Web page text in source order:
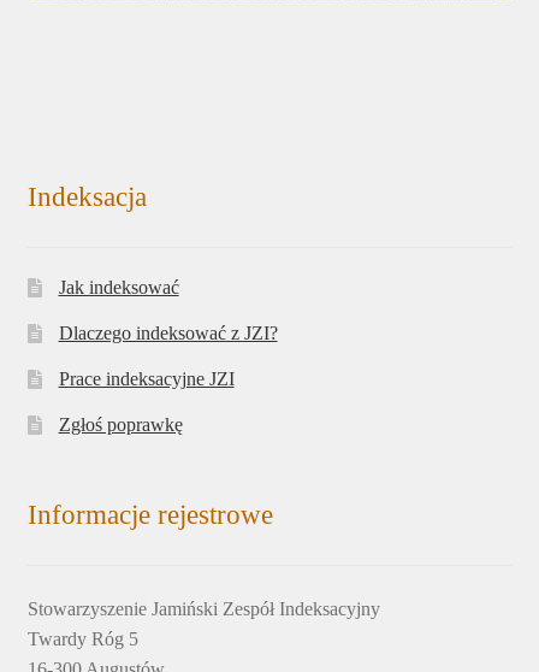
Indeksacja
Jak indeksować
Dlaczego indeksować z JZI?
Prace indeksacyjne JZI
Zgłoś poprawkę
Informacje rejestrowe
Stowarzyszenie Jamiński Zespół Indeksacyjny
Twardy Róg 5